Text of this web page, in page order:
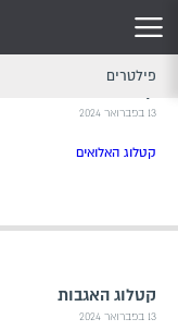
פילטרים
13 בפברואר 2024
קטלוג האלואים
קטלוג האגבות
13 בפברואר 2024